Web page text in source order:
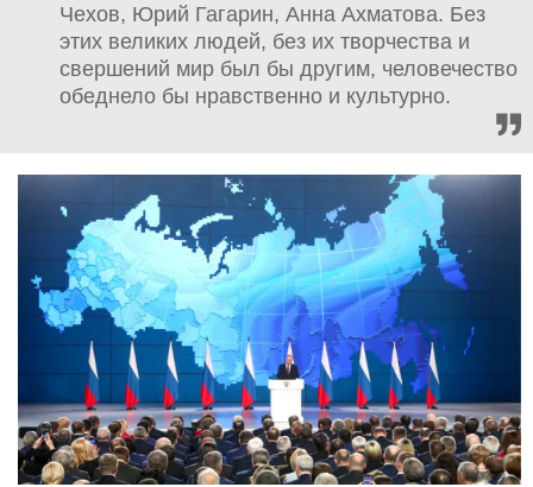
Чехов, Юрий Гагарин, Анна Ахматова. Без
этих великих людей, без их творчества и
свершений мир был бы другим, человечество
обеднело бы нравственно и культурно.